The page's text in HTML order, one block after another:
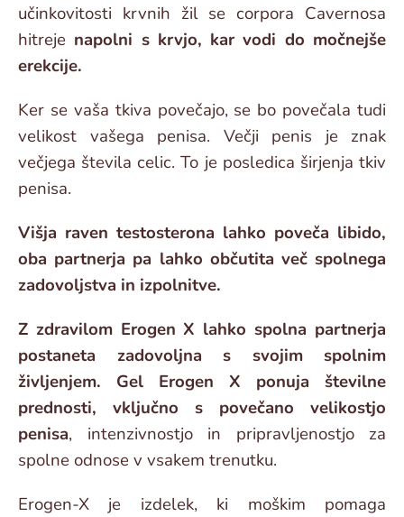
učinkovitosti krvnih žil se corpora Cavernosa
hitreje napolni s krvjo, kar vodi do močnejše
erekcije.
Ker se vaša tkiva povečajo, se bo povečala tudi
velikost vašega penisa. Večji penis je znak
večjega števila celic. To je posledica širjenja tkiv
penisa.
Višja raven testosterona lahko poveča libido,
oba partnerja pa lahko občutita več spolnega
zadovoljstva in izpolnitve.
Z zdravilom Erogen X lahko spolna partnerja
postaneta zadovoljna s svojim spolnim
življenjem. Gel Erogen X ponuja številne
prednosti, vključno s povečano velikostjo
penisa, intenzivnostjo in pripravljenostjo za
spolne odnose v vsakem trenutku.
Erogen-X je izdelek, ki moškim pomaga